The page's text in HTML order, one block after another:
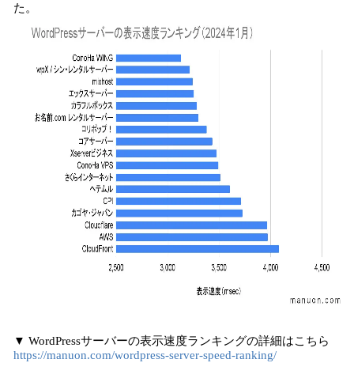
た。
▼ WordPressサーバーの表示速度ランキングの詳細はこちら
https://manuon.com/wordpress-server-speed-ranking/